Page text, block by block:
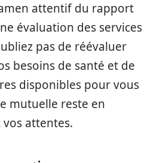
attentif du rapport
évaluation des services
pas de réévaluer
besoins de santé et de
disponibles pour vous
mutuelle reste en
attentes.